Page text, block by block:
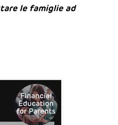
le famiglie ad